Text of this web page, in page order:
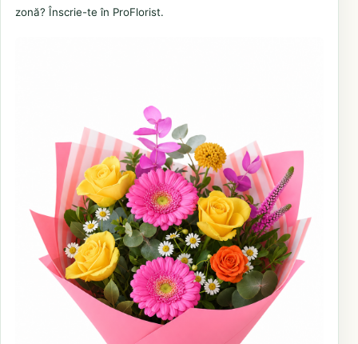
zonă? Înscrie-te în ProFlorist.